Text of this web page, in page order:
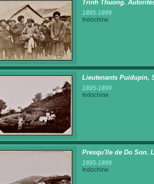
Trinh Thuong.
1895-1899
Indochine
Lieutenants Puidupin,
1895-1899
Indochine
Presqu'île de Do Son.
1895-1899
Indochine